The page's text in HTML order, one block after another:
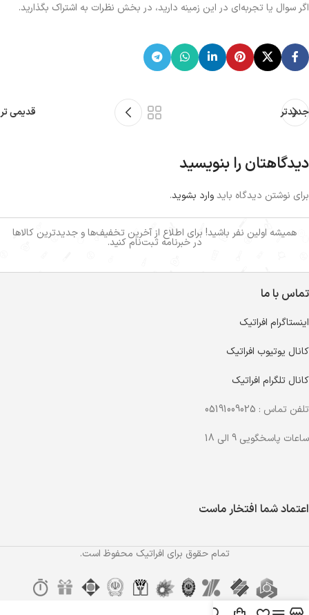
اگر سوال یا تجربه‌ای در این زمینه دارید، در بخش نظرات به اشتراک بگذارید.
جدیدتر قدیمی تر
دیدگاهتان را بنویسید
برای نوشتن دیدگاه بایدوارد بشوید.
همیشه اولین نفر باشید! برای اطلاع از آخرین تخفیف‌ها و جدیدترین کالاها
در خبرنامه ثبت‌نام کنید.
تماس با ما
اینستاگرام افراتیک
کانال یوتیوب افراتیک
کانال تلگرام افراتیک
تلفن تماس : 05191009025
ساعات پاسخگویی 9 الی 18
اعتماد شما افتخار ماست
تمام حقوق برای افراتیک محفوظ است.